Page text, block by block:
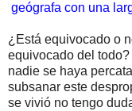
geógrafa con una
¿Está equivocado o
equivocado del
nadie se haya
subsanar este
se vivió no tengo